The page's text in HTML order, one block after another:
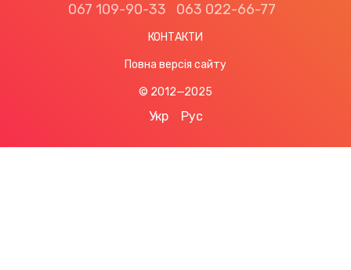
067 109-90-33 063 022-66-77
КОНТАКТИ
Повна версія сайту
© 2012—2025
Укр Рус